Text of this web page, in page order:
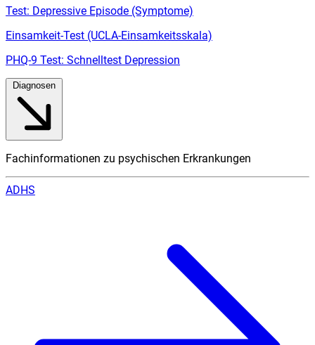
Test: Depressive Episode (Symptome)
Einsamkeit-Test (UCLA-Einsamkeitsskala)
PHQ-9 Test: Schnelltest Depression
Fachinformationen zu psychischen Erkrankungen
ADHS